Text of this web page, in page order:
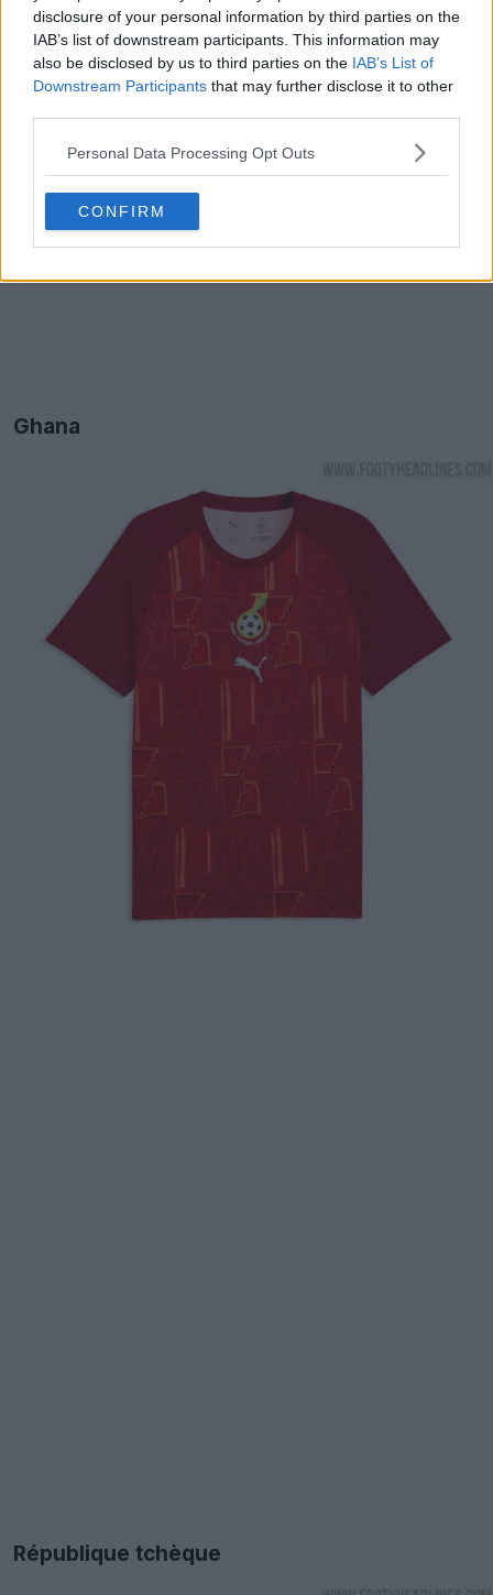
disclosure of your personal information by third parties on the
IAB’s list of downstream participants. This information may
also be disclosed by us to third parties on the IAB’s List of
Downstream Participants that may further disclose it to other
Personal Data Processing Opt Outs
CONFIRM
Ghana
République tchèque